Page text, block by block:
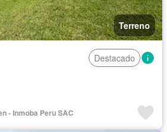
Terreno
Destacado
- Inmoba Peru SAC